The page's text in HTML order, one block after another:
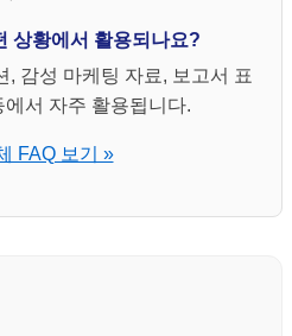
상황에서 활용되나요?
, 감성 마케팅 자료, 보고서 표
서 자주 활용됩니다.
FAQ 보기 »